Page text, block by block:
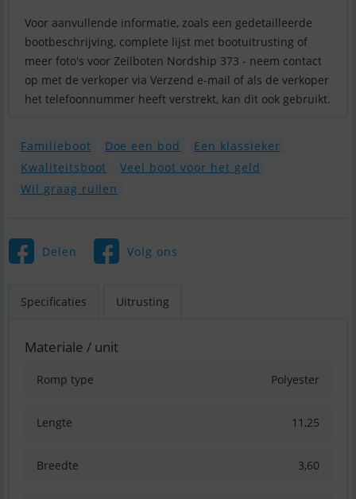
Voor aanvullende informatie, zoals een gedetailleerde
bootbeschrijving, complete lijst met bootuitrusting of
meer foto's voor Zeilboten Nordship 373 - neem contact
op met de verkoper via Verzend e-mail of als de verkoper
het telefoonnummer heeft verstrekt, kan dit ook gebruikt.
Familieboot Doe een bod
Een klassieker
Kwaliteitsboot
Veel boot voor het geld
Wil graag ruilen
Delen Volg ons
Specificaties Uitrusting
Materiale / unit
Romp type Polyester
Lengte 11,25
Breedte 3,60